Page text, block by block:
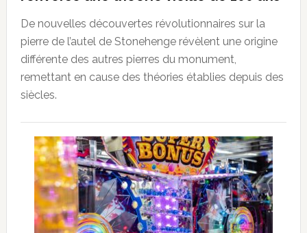
De nouvelles découvertes révolutionnaires sur la
pierre de l’autel de Stonehenge révèlent une origine
différente des autres pierres du monument,
remettant en cause des théories établies depuis des
siècles.